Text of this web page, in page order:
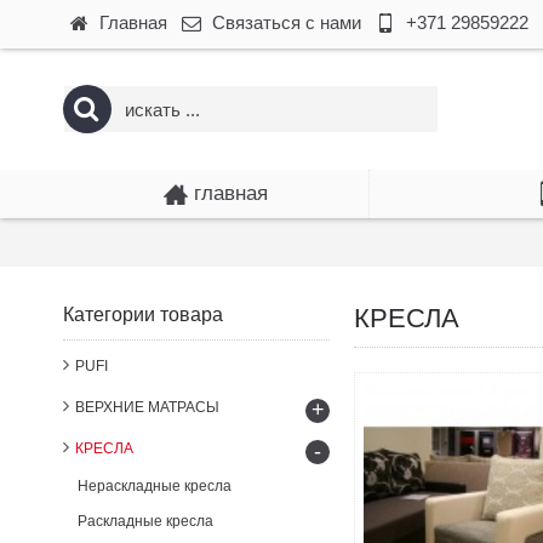
Главная Связаться с нами +371 29859222
главная
Категории товара
PUFI
ВЕРХНИЕ МАТРАСЫ +
КРЕСЛА -
Нераскладные кресла
Раскладные кресла
КРЕСЛА